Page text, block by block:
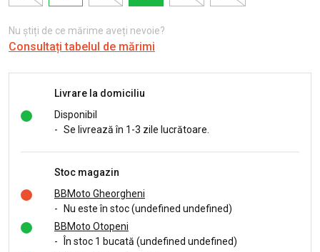
Nu știți de ce mărime aveți nevoie?
Consultați tabelul de mărimi
Livrare la domiciliu
Disponibil
- Se livrează în 1-3 zile lucrătoare.
Stoc magazin
BBMoto Gheorgheni
-
Nu este în stoc (undefined undefined)
BBMoto Otopeni
-
În stoc 1 bucată (undefined undefined)